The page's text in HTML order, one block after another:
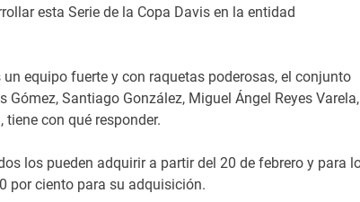
esta Serie de la Copa Davis en la entidad
equipo fuerte y con raquetas poderosas, el conjunto
Santiago González, Miguel Ángel Reyes Varela,
con qué responder.
los pueden adquirir a partir del 20 de febrero y para
por ciento para su adquisición.